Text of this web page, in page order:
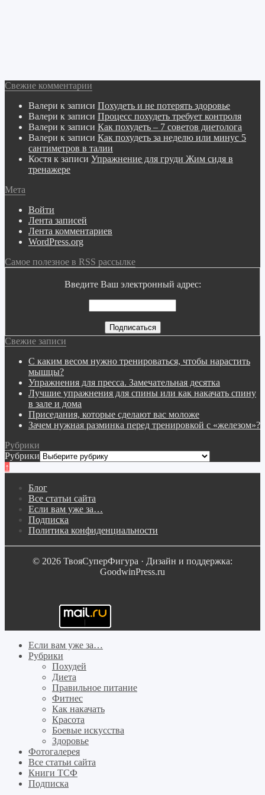
Свежие комментарии
Валери к записи Похудеть и не потерять здоровье
Валери к записи Процесс похудеть требует контроля
Валери к записи Как похудеть – 7 советов диетолога
Валери к записи Как похудеть за неделю или минус 5
сантиметров в талии
Костя к записи Упражнение для груди Жим сидя в
тренажере
Мета
Войти
Лента записей
Лента комментариев
WordPress.org
Самое полезное в RSS рассылке
Введите Ваш электронный адрес:
Свежие записи
С каким весом нужно тренироваться, чтобы нарастить
мышцы?
Упражнения для пресса. Замечательная десятка
Лучшие упражнения для спины или как накачать спину
в зале и дома
Приседания, которые сделают вас моложе
Зачем нужная разминка перед тренировкой с «железом»?
Рубрики
Рубрики
↑
Блог
Все статьи сайта
Если вам уже за…
Подписка
Политика конфиденциальности
© 2026 ТвояСуперФигура · Дизайн и поддержка:
GoodwinPress.ru
Если вам уже за…
Рубрики
Похудей
Диета
Правильное питание
Фитнес
Как накачать
Красота
Боевые искусства
Здоровье
Фотогалерея
Все статьи сайта
Книги ТСФ
Подписка